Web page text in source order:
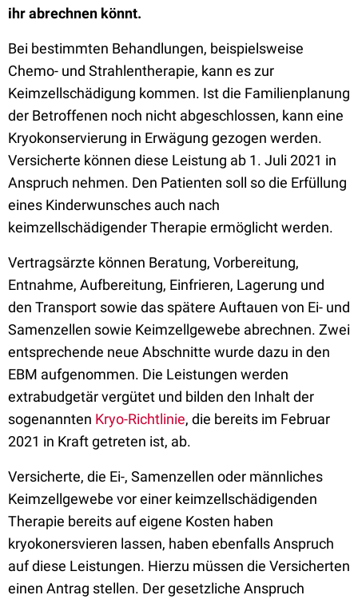
ihr abrechnen könnt.
Bei bestimmten Behandlungen, beispielsweise
Chemo- und Strahlentherapie, kann es zur
Keimzellschädigung kommen. Ist die Familienplanung
der Betroffenen noch nicht abgeschlossen, kann eine
Kryokonservierung in Erwägung gezogen werden.
Versicherte können diese Leistung ab 1. Juli 2021 in
Anspruch nehmen. Den Patienten soll so die Erfüllung
eines Kinderwunsches auch nach
keimzellschädigender Therapie ermöglicht werden.
Vertragsärzte können Beratung, Vorbereitung,
Entnahme, Aufbereitung, Einfrieren, Lagerung und
den Transport sowie das spätere Auftauen von Ei- und
Samenzellen sowie Keimzellgewebe abrechnen. Zwei
entsprechende neue Abschnitte wurde dazu in den
EBM aufgenommen. Die Leistungen werden
extrabudgetär vergütet und bilden den Inhalt der
sogenannten Kryo-Richtlinie, die bereits im Februar
2021 in Kraft getreten ist, ab.
Versicherte, die Ei-, Samenzellen oder männliches
Keimzellgewebe vor einer keimzellschädigenden
Therapie bereits auf eigene Kosten haben
kryokonersvieren lassen, haben ebenfalls Anspruch
auf diese Leistungen. Hierzu müssen die Versicherten
einen Antrag stellen. Der gesetzliche Anspruch